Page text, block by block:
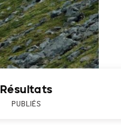
Résultats
PUBLIÉS